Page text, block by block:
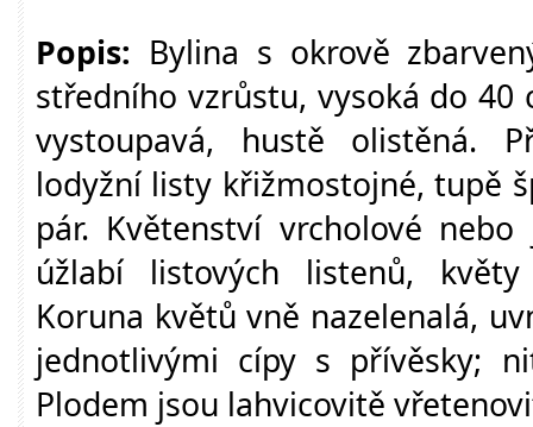
Popis: Bylina s okrově
středního vzrůstu, vysoká do 40
vystoupavá, hustě olistěná.
lodyžní listy křižmostojné, tupě
pár. Květenství vrcholové
úžlabí listových listenů, květy
Koruna květů vně nazelenalá,
jednotlivými cípy s přívěsky;
Plodem jsou lahvicovitě